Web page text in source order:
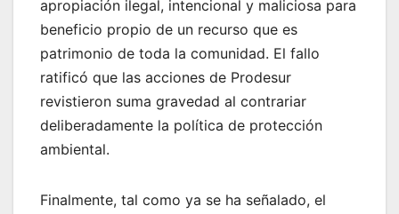
apropiación ilegal, intencional y maliciosa para
beneficio propio de un recurso que es
patrimonio de toda la comunidad. El fallo
ratificó que las acciones de Prodesur
revistieron suma gravedad al contrariar
deliberadamente la política de protección
ambiental.
Finalmente, tal como ya se ha señalado, el